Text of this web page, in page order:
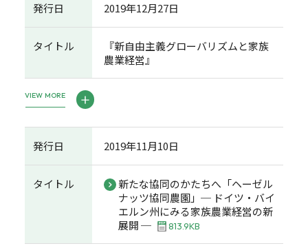
発行日 2019年12月27日
タイトル
『新自由主義グローバリズムと家族
農業経営』
VIEW MORE
発行日 2019年11月10日
タイトル
新たな協同のかたちへ「ヘーゼル
ナッツ協同農園」─ ドイツ・バイ
エルン州にみる家族農業経営の新
展開 ─
813.9KB